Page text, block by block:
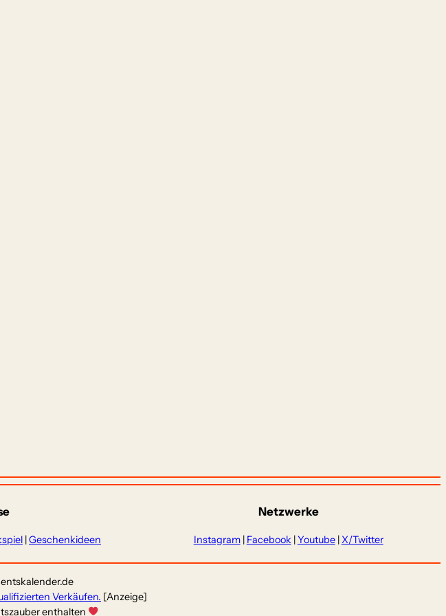
|Geschenkideen
Netzwerke
Instagram| Facebook|Youtube|X/Twitter
Verkäufen. [Anzeige]
enthalten